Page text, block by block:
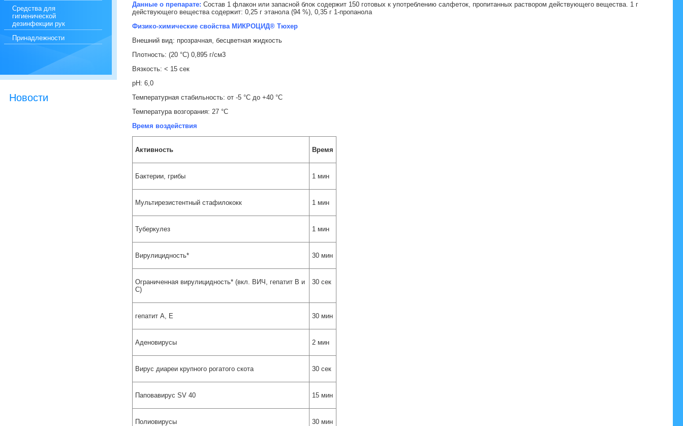
Cредства для
гигиенической
дезинфекции рук
Принадлежности
Новости
Данные о препарате: Состав 1 флакон или запасной блок содержит 150 готовых к употреблению салфеток, пропитанных раствором действующего вещества. 1 г
действующего вещества содержит: 0,25 г этанола (94 %), 0,35 г 1-пропанола
Физико-химические свойства МИКРОЦИД® Тюхер
Внешний вид: прозрачная, бесцветная жидкость
Плотность: (20 °С) 0,895 г/см3
Вязкость: < 15 сек
рН: 6,0
Температурная стабильность: от -5 °С до +40 °С
Температура возгорания: 27 °С
Время воздействия
Активность Время
Бактерии, грибы 1 мин
Мультирезистентный стафилококк 1 мин
Туберкулез 1 мин
Вирулицидность* 30 мин
Ограниченная вирулицидность* (вкл. ВИЧ, гепатит В и
С)
30 сек
гепатит А, Е 30 мин
Аденовирусы 2 мин
Вирус диареи крупного рогатого скота 30 сек
Паповавирус SV 40 15 мин
Полиовирусы 30 мин